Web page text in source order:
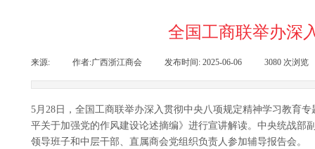
全国工商联举办深
来源: 作者:广西浙江商会 发布时间: 2025-06-06 3080 次浏览
5月28日，全国工商联举办深入贯彻中央八项规定精神学习教育
平关于加强党的作风建设论述摘编》进行宣讲解读。中央统战部
领导班子和中层干部、直属商会党组织负责人参加辅导报告会。